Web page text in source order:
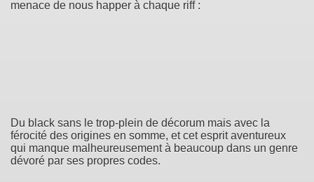
menace de nous happer à chaque riff :
Du black sans le trop-plein de décorum mais avec la
férocité des origines en somme, et cet esprit aventureux
qui manque malheureusement à beaucoup dans un genre
dévoré par ses propres codes.